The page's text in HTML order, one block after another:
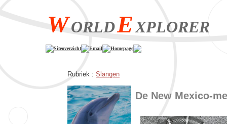
WORLDEXPLORER
Siteoverzicht Email Homepage
Rubriek : Slangen
De New Mexico-